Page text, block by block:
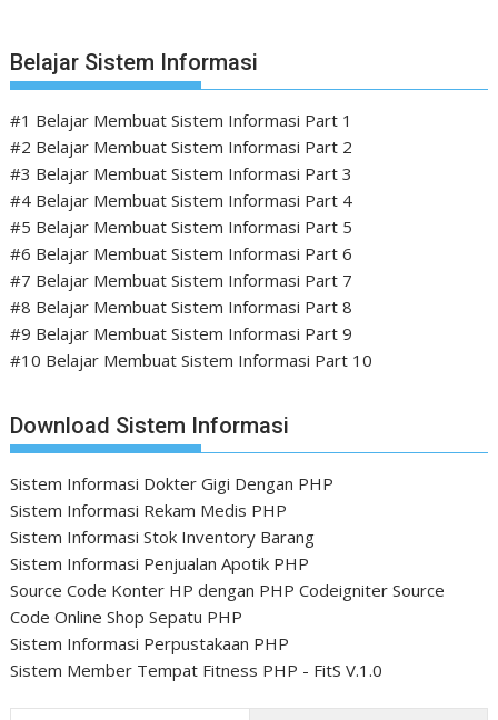
Belajar Sistem Informasi
#1 Belajar Membuat Sistem Informasi Part 1
#2 Belajar Membuat Sistem Informasi Part 2
#3 Belajar Membuat Sistem Informasi Part 3
#4 Belajar Membuat Sistem Informasi Part 4
#5 Belajar Membuat Sistem Informasi Part 5
#6 Belajar Membuat Sistem Informasi Part 6
#7 Belajar Membuat Sistem Informasi Part 7
#8 Belajar Membuat Sistem Informasi Part 8
#9 Belajar Membuat Sistem Informasi Part 9
#10 Belajar Membuat Sistem Informasi Part 10
Download Sistem Informasi
Sistem Informasi Dokter Gigi Dengan PHP
Sistem Informasi Rekam Medis PHP
Sistem Informasi Stok Inventory Barang
Sistem Informasi Penjualan Apotik PHP
Source Code Konter HP dengan PHP Codeigniter Source
Code Online Shop Sepatu PHP
Sistem Informasi Perpustakaan PHP
Sistem Member Tempat Fitness PHP - FitS V.1.0